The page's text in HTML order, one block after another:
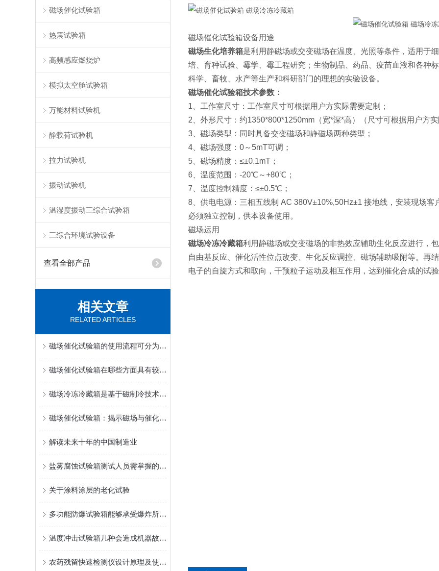
磁场催化试验箱
热震试验箱
高频感应燃烧炉
模拟太空舱试验箱
万能材料试验机
静载荷试验机
拉力试验机
振动试验机
温湿度振动三综合试验箱
三综合环境试验设备
查看全部产品
相关文章
RELATED ARTICLES
磁场催化试验箱的使用流程可分为五个关键阶段
磁场催化试验箱在哪些方面具有较大的发展潜力？
磁场冷冻冷藏箱是基于磁制冷技术设计的
磁场催化试验箱：揭示磁场与催化反应之奥秘
解读未来十年的中国制造业
盐雾腐蚀试验箱测试人员需掌握的一些故障解决
关于涂料涂层的老化试验
多功能防爆试验箱能够承受爆炸所产生的冲击和压力
温度冲击试验箱几种会造成机器故障的原因
农药残留快速检测仪设计原理及使用条件
磁场催化试验箱设备用途
磁场生化培养箱是利用静磁场或交变磁场在温度、光照等条件，适用于
培、育种试验、霉学、霉工程研究；生物制品、药品、疫苗血液和各种
科学、畜牧、水产等生产和科研部门的理想的实验设备。
磁场催化试验箱技术参数：
1、工作室尺寸：工作室尺寸可根据用户方实际需要定制；
2、外形尺寸：约1350*800*1250mm（宽*深*高）（尺寸可根据用户方
3、磁场类型：同时具备交变磁场和静磁场两种类型；
4、磁场强度：0～5mT可调；
5、磁场精度：≤±0.1mT；
6、温度范围：-20℃～+80℃；
7、温度控制精度：≤±0.5℃；
8、供电电源：三相五线制 AC 380V±10%,50Hz±1 接地线，安装现场
必须独立控制，供本设备使用。
磁场运用
磁场冷冻冷藏箱利用静磁场或交变磁场的非热效应辅助生化反应进行，
自由基反应、催化活性位点改变、生化反应调控、磁场辅助吸附等。再
电子的自旋方式和取向，干预粒子运动及相互作用，达到催化合成的试